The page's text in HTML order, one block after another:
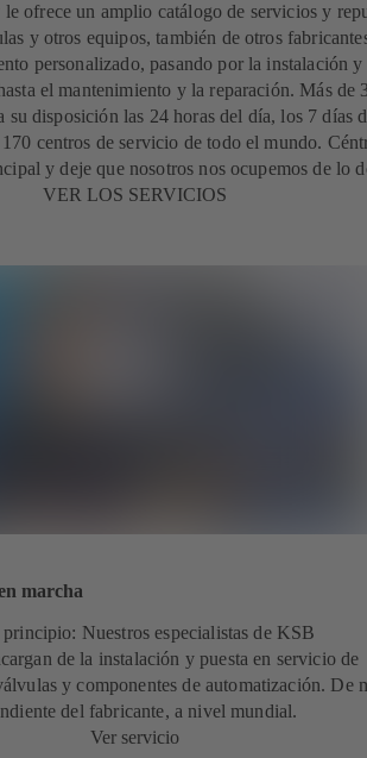
ofrece un amplio catálogo de servicios y
y otros equipos, también de otros
personalizado, pasando por la instalación y
el mantenimiento y la reparación. Más de
su disposición las 24 horas del día, los 7 días
170 centros de servicio de todo el mundo.
y deje que nosotros nos ocupemos de lo
VER LOS SERVICIOS
marcha
principio: Nuestros especialistas de KSB
de la instalación y puesta en servicio de
y componentes de automatización. De
del fabricante, a nivel mundial.
Ver servicio